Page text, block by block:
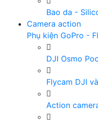
Bao da -
Camera action
Phụ kiện GoPro -
DJI Osmo
Flycam DJI
Action